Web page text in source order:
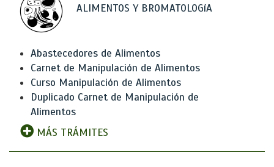
ALIMENTOS Y BROMATOLOGíA
Abastecedores de Alimentos
Carnet de Manipulación de Alimentos
Curso Manipulación de Alimentos
Duplicado Carnet de Manipulación de
Alimentos
MÁS TRÁMITES